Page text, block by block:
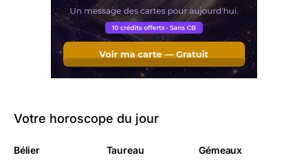
Votre horoscope du jour
Bélier Taureau Gémeaux